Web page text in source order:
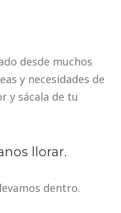
desde muchos
y necesidades de
y sácala de tu
llorar.
dentro.